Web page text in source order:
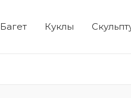
Багет Куклы